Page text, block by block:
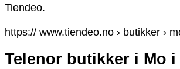
Tiendeo.
https:// www.tiendeo.no › butikker ›
Telenor butikker i Mo